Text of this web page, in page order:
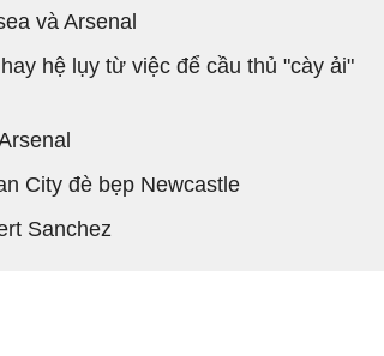
và Arsenal
hệ lụy từ việc để cầu thủ "cày ải"
City đè bẹp Newcastle
Sanchez